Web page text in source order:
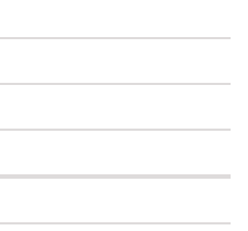
個人情報保護団体に加入
についてご相談や苦情
の窓口もご利用いただけ